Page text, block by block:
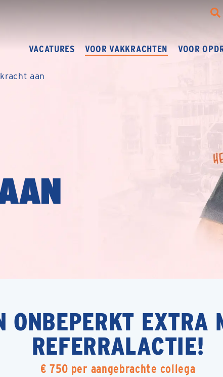
VACATURES VOOR VAKKRACHTEN VOOR
aan
ONBEPERKT EXTRA
REFERRALACTIE!
€ 750 per aangebrachte collega